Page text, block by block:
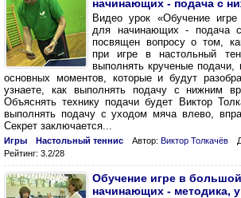
начинающих - подача с
Видео урок «Обучение
для начинающих - подача
посвящен вопросу о том,
при игре в настольный
выполнять крученые подачи,
основных моментов, которые и будут
узнаете, как выполнять подачу с нижним
Объяснять технику подачи будет Виктор
выполнять подачу с уходом мяча влево,
Секрет заключается...
Игры Настольный теннис Автор: Виктор Толкачёв
Рейтинг: 3.2/28
Обучение игре в
начинающих - методика,